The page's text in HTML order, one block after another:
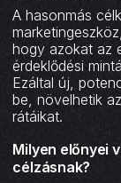
A hasonmás
hogy azokat az
érdeklődési
Ezáltal új,
be, növelhetik
rátáikat.
Milyen előnyei
célzásnak?